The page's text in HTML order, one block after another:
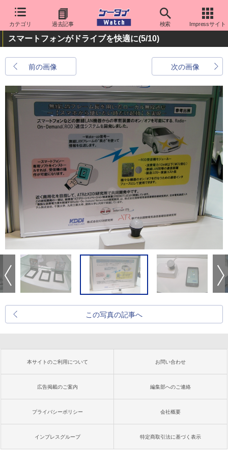
カテゴリ 過去記事 検索 Impressサイト
スマートフォンがドライブを快適に(5/10)
前の画像 次の画像
この写真の記事へ
本サイトのご利用について お問い合わせ
広告掲載のご案内 編集部へのご連絡
プライバシーポリシー 会社概要
インプレスグループ 特定商取引法に基づく表示